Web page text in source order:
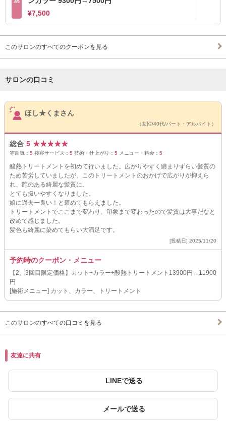
¥7,500
このサロンのすべてのクーポンを見る
サロンの口コミ
サロンPick Up
ほし★くまさん
（女性/40代/パート・アルバイト）
総合 5 ★★★★★
雰囲気： 5 接客サービス： 5 技術・仕上がり： 5 メニュー・料金： 5
酸熱トリートメントを初めて行いました。広がりやすく纏まりずらい髪質の
ため苦労していましたが、このトリートメントのおかげで広がりが抑えら
れ、艶のある綺麗な髪質に。
とても扱いやすくなりました。
娘に過去一良い！と褒めてもらえました。
トリートメントでここまで変わり、印象まで変わったので髪質は大事だなと
改めて感じました。
髪色も綺麗に染めてもらい大満足です。
[投稿日] 2025/11/20
予約時のクーポン・メニュー
【2、3回目限定価格】カット+カラー+酸熱トリートメント13900円→11900
円
[施術メニュー] カット、カラー、トリートメント
このサロンのすべての口コミを見る
友達に共有
LINEで送る
メールで送る